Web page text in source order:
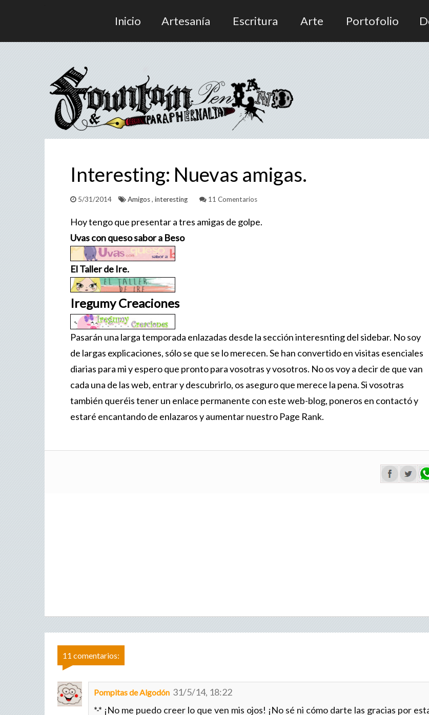
Inicio Artesanía Escritura Arte Portofolio
Interesting: Nuevas amigas.
5/31/2014 Amigos, interesting 11 Comentarios
Hoy tengo que presentar a tres amigas de golpe.
Uvas con queso sabor a Beso
El Taller de Ire.
Iregumy Creaciones
Pasarán una larga temporada enlazadas desde la sección interesnting del sidebar. No soy
de largas explicaciones, sólo se que se lo merecen. Se han convertido en visitas esenciales
diarias para mi y espero que pronto para vosotras y vosotros. No os voy a decir de que van
cada una de las web, entrar y descubrirlo, os aseguro que merece la pena. Si vosotras
también queréis tener un enlace permanente con este web-blog, poneros en contactó y
estaré encantando de enlazaros y aumentar nuestro Page Rank.
11 comentarios:
Pompitas de Algodón 31/5/14, 18:22
*-* ¡No me puedo creer lo que ven mis ojos! ¡No sé ni cómo darte las gracias por